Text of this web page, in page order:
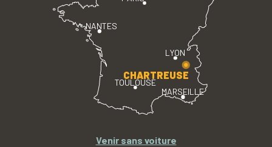
LYON
TOULOUSE
MARSEILLE
NANTES
CHARTREUSE
Venir sans voiture